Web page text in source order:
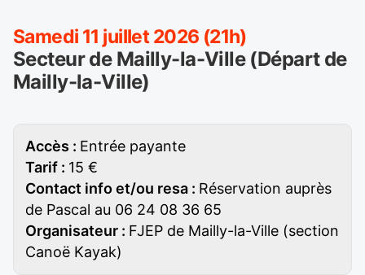
Samedi 11 juillet 2026 (21h)
Secteur de Mailly-la-Ville (Départ de
Mailly-la-Ville)
Accès : Entrée payante
Tarif : 15 €
Contact info et/ou resa : Réservation auprès
de Pascal au 06 24 08 36 65
Organisateur : FJEP de Mailly-la-Ville (section
Canoë Kayak)